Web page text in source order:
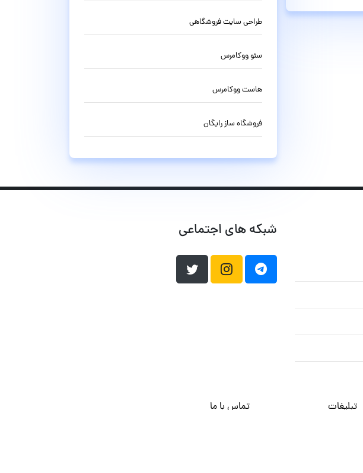
طراحی سایت فروشگاهی
سئو ووکامرس
هاست ووکامرس
فروشگاه ساز رایگان
شبکه های اجتماعی
تبلیغات تماس با ما